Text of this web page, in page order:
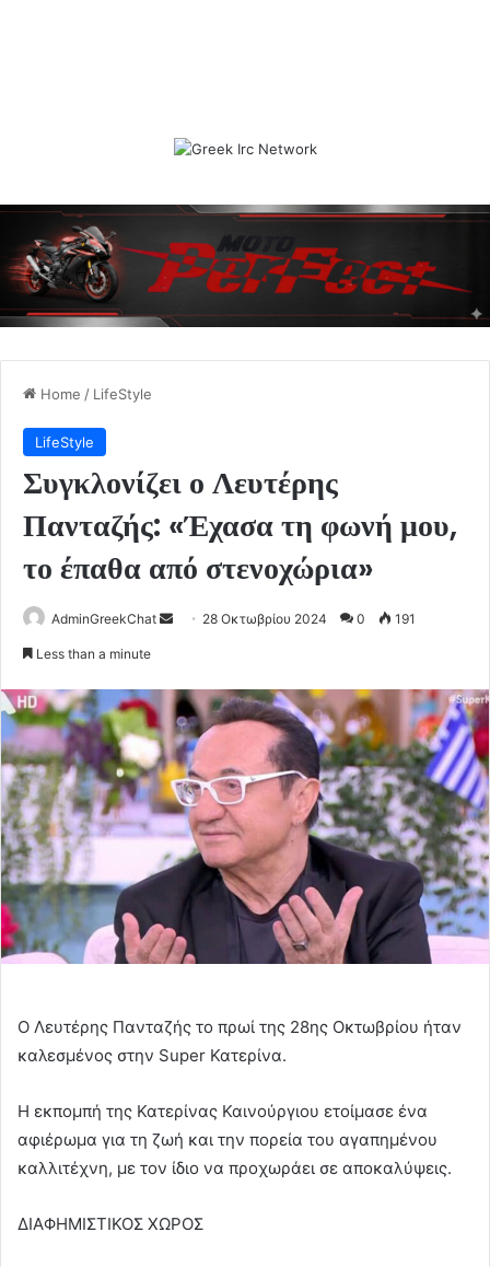
Home / LifeStyle
LifeStyle
Συγκλονίζει ο Λευτέρης
Πανταζής: «Έχασα τη φωνή μου,
το έπαθα από στενοχώρια»
AdminGreekChat
Send 28 Οκτωβρίου 2024 0 191
Less than a minute
Ο Λευτέρης Πανταζής το πρωί της 28ης Οκτωβρίου ήταν
καλεσμένος στην Super Κατερίνα.
Η εκπομπή της Κατερίνας Καινούργιου ετοίμασε ένα
αφιέρωμα για τη ζωή και την πορεία του αγαπημένου
καλλιτέχνη, με τον ίδιο να προχωράει σε αποκαλύψεις.
ΔΙΑΦΗΜΙΣΤΙΚΟΣ ΧΩΡΟΣ